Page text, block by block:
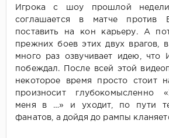
Игрока с шоу прошлой
соглашается в матче против
поставить на кон карьеру. А
прежних боев этих двух врагов,
много раз озвучивает идею, что
побеждал. После всей этой
некоторое время просто стоит
произносит глубокомысленно
меня в …» и уходит, по пути
фанатов, а дойдя до рампы